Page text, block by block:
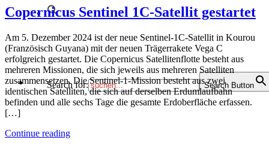
Search for: Search Button
Copernicus Sentinel 1C-Satellit gestartet
Am 5. Dezember 2024 ist der neue Sentinel-1C-Satellit in Kourou
(Französisch Guyana) mit der neuen Trägerrakete Vega C
erfolgreich gestartet. Die Copernicus Satellitenflotte besteht aus
mehreren Missionen, die sich jeweils aus mehreren Satelliten
zusammensetzen. Die Sentinel-1-Mission besteht aus zwei
identischen Satelliten, die sich auf derselben Erdumlaufbahn
befinden und alle sechs Tage die gesamte Erdoberfläche erfassen.
[…]
Continue reading